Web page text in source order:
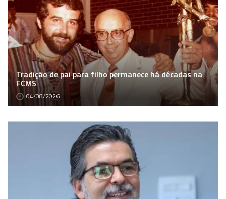
Tradição de pai para filho permanece há décadas na
FCMS
04/08/2026